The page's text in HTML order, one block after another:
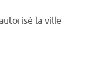
la ville